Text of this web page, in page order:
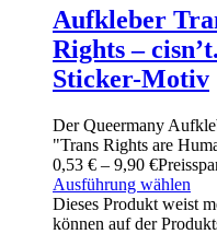
Aufkleber
Rights –
Sticker-Motiv
Der Queermany
"Trans Rights are
0,53 € – 9,90 €
Ausführung wählen
Dieses Produkt weist
können auf der